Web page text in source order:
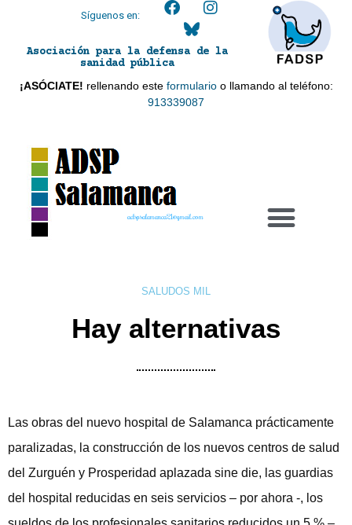
Síguenos en:
Asociación para la defensa de la
sanidad pública
¡ASÓCIATE! rellenando este formularioo llamando al teléfono:
913339087
adspsalamanca21@gmail.com
SALUDOS MIL
Hay alternativas
Las obras del nuevo hospital de Salamanca prácticamente
paralizadas, la construcción de los nuevos centros de salud
del Zurguén y Prosperidad aplazada sine die, las guardias
del hospital reducidas en seis servicios – por ahora -, los